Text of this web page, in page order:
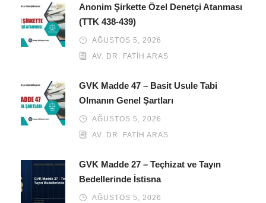
Anonim Şirkette Özel Denetçi Atanması
(TTK 438-439)
AĞUSTOS 5, 2026
AV. DR. FATIH ARAS
GVK Madde 47 – Basit Usule Tabi
Olmanın Genel Şartları
AĞUSTOS 5, 2026
AV. DR. FATIH ARAS
GVK Madde 27 – Teçhizat ve Tayın
Bedellerinde İstisna
AĞUSTOS 5, 2026